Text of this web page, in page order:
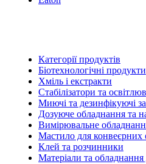
Категорії продуктів
Біотехнологічні продукти
Хміль і екстракти
Стабілізатори та
Миючі та дезинфікуючі
Дозуюче обладнання та
Вимірювальне
Мастило для конвеєрних
Клей та розчинники
Матеріали та обладнання